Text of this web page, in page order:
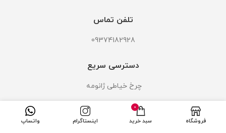
تلفن تماس
09374182928
دسترسی سریع
چرخ خیاطی ژانومه
چرخ خیاطی ژانومه 802
چرخ خیاطی ژانومه 6000 فروشگاه
0
سبد خرید اینستاگرام واتساپ